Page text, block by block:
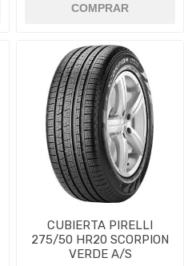
CUBIERTA PIRELLI
275/50 HR20 SCORPION
VERDE A/S